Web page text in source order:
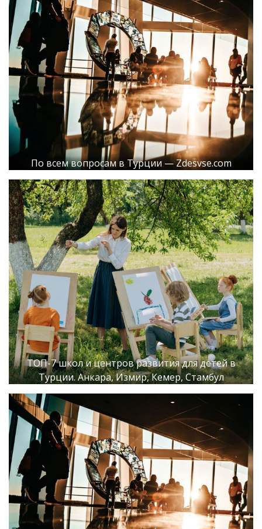
По всем вопросам в Турции — Zdesvse.com
ТОП-7 школ и центров развития для детей в
Турции. Анкара, Измир, Кемер, Стамбул